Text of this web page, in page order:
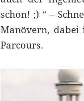
schon! ;) “ –
Manövern, dabei
Parcours.